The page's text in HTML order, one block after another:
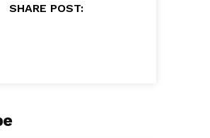
SHARE POST: